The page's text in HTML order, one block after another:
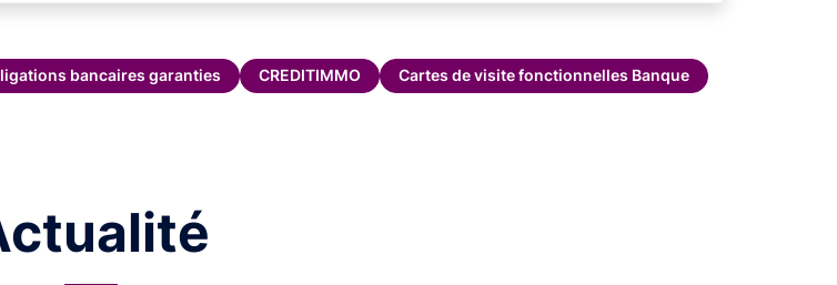
bancaires garanties CREDITIMMO Cartes de visite fonctionnelles Banque